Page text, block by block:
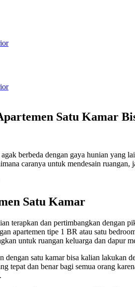
Satu Kamar
berbeda dengan gaya hunian yang
caranya untuk mendesain
Satu Kamar
terapkan dan pertimbangkan dengan
apartemen tipe 1 BR atau satu
untuk ruangan keluarga dan dapur
dengan satu kamar bisa kalian lakukan
tepat dan benar bagi semua orang